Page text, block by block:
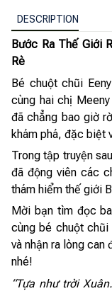
DESCRIPTION
Bước Ra Thế Giới
Rè
Bé chuột chũi
cùng hai chị
đã chẳng bao giờ
khám phá, đặc biệt
Trong tập truyện
đã động viên các
thám hiểm thế giới
Mời bạn tìm đọc
cùng bé chuột chũi
và nhận ra lòng can
nhé!
“Tựa như trời